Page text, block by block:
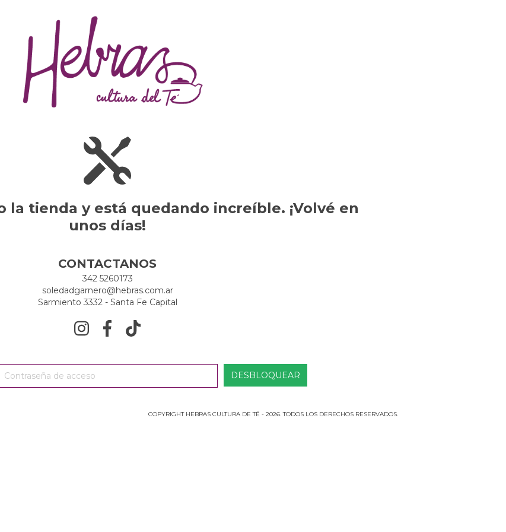
la tienda y está quedando increíble. ¡Volvé en
unos días!
CONTACTANOS
342 5260173
soledadgarnero@hebras.com.ar
Sarmiento 3332 - Santa Fe Capital
COPYRIGHT HEBRAS CULTURA DE TÉ - 2026. TODOS LOS DERECHOS RESERVADOS.